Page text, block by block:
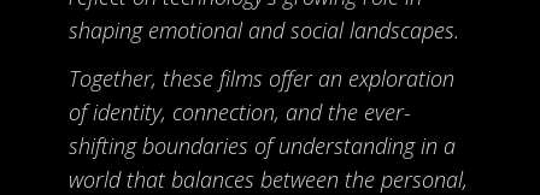
shaping emotional and social landscapes.
Together, these films offer an exploration
of identity, connection, and the ever-
shifting boundaries of understanding in a
world that balances between the personal,